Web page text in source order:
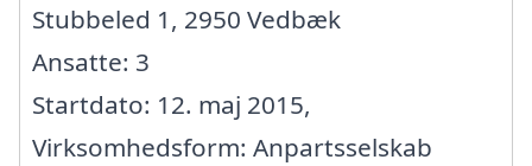
Stubbeled 1, 2950 Vedbæk
Ansatte: 3
Startdato: 12. maj 2015,
Virksomhedsform: Anpartsselskab